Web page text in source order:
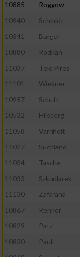
10885
Roggow
10940
Schmidt
10341
Burger
10880
Rodrian
11037
Telo Pires
11101
Wiedner
10957
Schulz
10532
Hilsberg
11058
Varnholt
11027
Suchland
11034
Tasche
11033
Szkudlarek
11130
Zafarana
10867
Renner
10829
Patz
10830
Pauli